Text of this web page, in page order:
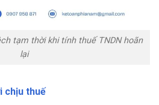
tạm thời khi tính thuế TNDN hoãn
lại
chịu thuế